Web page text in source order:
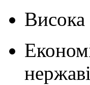
Висока